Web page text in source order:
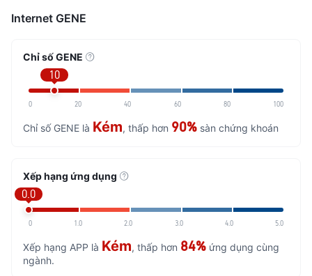
Internet GENE
Chỉ số GENE
10
0 20 40 60 80 100
Chỉ số GENE là Kém, thấp hơn 90% sàn chứng khoán
Xếp hạng ứng dụng
0.0
0 1.0 2.0 3.0 4.0 5.0
Xếp hạng APP là Kém, thấp hơn 84% ứng dụng cùng
ngành.